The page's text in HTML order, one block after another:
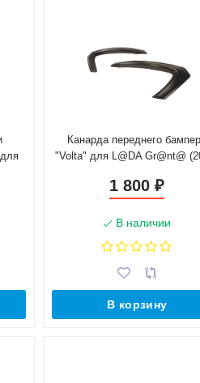
Канарда переднего
"Volta" для L@DA Gr@nt@
1 800₽
В наличии
В корзину